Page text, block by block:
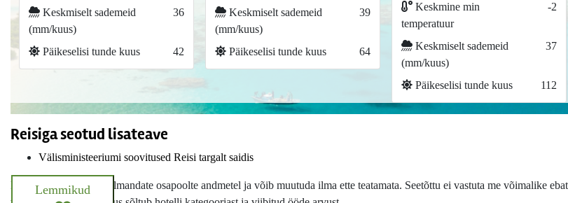
Keskmiselt sademeid
(mm/kuus)
36
Päikeselisi tunde kuus 42
Keskmiselt sademeid
(mm/kuus)
39
Päikeselisi tunde kuus 64
Keskmine min
temperatuur
-2
Keskmiselt sademeid
(mm/kuus)
37
Päikeselisi tunde kuus 112
Reisiga seotud lisateave
Välisministeeriumi soovitused Reisi targalt saidis
Hotelli info põhineb kolmandate osapoolte andmetel ja võib muutuda ilma ette teatamata. Seetõttu ei vastuta me võimalike
Lemmikud